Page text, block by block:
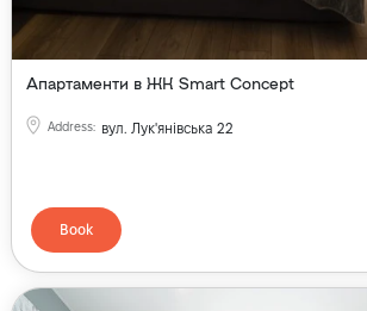
Апартаменти в ЖК Smart Concept
Address: вул. Лук'янівська 22
Book